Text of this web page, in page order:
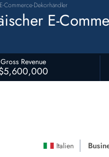
Commerce-Dekorhändler
E-
Gross Revenue
Italien